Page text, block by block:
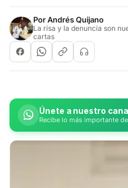
PorAndrés Quijano
La risa y la denuncia son
cartas
Únete a nuestro
Recibe lo más importante